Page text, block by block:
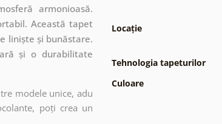
armonioasă.
Această tapet
liniște și bunăstare.
și o durabilitate
modele unice, adu
poți crea un
Locație
Tehnologia tapeturilor
Culoare